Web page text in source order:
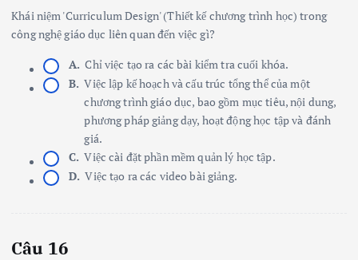
Khái niệm 'Curriculum Design' (Thiết kế chương trình học) trong
công nghệ giáo dục liên quan đến việc gì?
A. Chỉ việc tạo ra các bài kiểm tra cuối khóa.
B. Việc lập kế hoạch và cấu trúc tổng thể của một
chương trình giáo dục, bao gồm mục tiêu, nội dung,
phương pháp giảng dạy, hoạt động học tập và đánh
giá.
C. Việc cài đặt phần mềm quản lý học tập.
D. Việc tạo ra các video bài giảng.
Câu 16